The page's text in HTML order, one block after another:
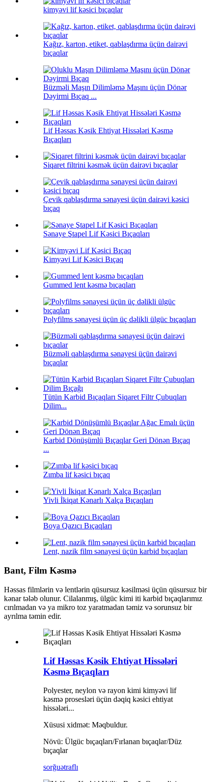
kimyəvi lif kəsici bıçaqlar
Kağız, karton, etiket, qablaşdırma üçün dairəvi
bıçaqlar
Büzməli Maşın Dilimləmə Maşını üçün Dönər
Dəyirmi Bıçaq ...
Lif Həssas Kəsik Ehtiyat Hissələri Kəsmə
Bıçaqları
Siqaret filtrini kəsmək üçün dairəvi bıçaqlar
Çevik qablaşdırma sənayesi üçün dairəvi kəsici
bıçaq
Sənaye Ştapel Lif Kəsici Bıçaqları
Kimyəvi Lif Kəsici Bıçaq
Gummed lent kəsmə bıçaqları
Polyfilms sənayesi üçün üç dəlikli ülgüc bıçaqları
Büzməli qablaşdırma sənayesi üçün dairəvi
bıçaqlar
Tütün Karbid Bıçaqları Siqaret Filtr Çubuqları
Dilim...
Karbid Dönüşümlü Bıçaqlar Geri Dönən Bıçaq
...
Zımba lif kəsici bıçaq
Yivli İkiqat Kənarlı Xalça Bıçaqları
Boya Qazıcı Bıçaqları
Lent, nazik film sənayesi üçün karbid bıçaqları
Bant, Film Kəsmə
Həssas filmlərin və lentlərin qüsursuz kəsilməsi üçün qüsursuz bir
kənar tələb olunur. Cilalanmış, ülgüc kimi iti karbid bıçaqlarımız
cırılmadan və ya mikro toz yaratmadan təmiz və sorunsuz bir
ayrılma təmin edir.
Lif Həssas Kəsik Ehtiyat Hissələri
Kəsmə Bıçaqları
Polyester, neylon və rayon kimi kimyəvi lif
kəsmə prosesləri üçün dəqiq kəsici ehtiyat
hissələri...
Xüsusi xidmət: Məqbuldur.
Növü: Ülgüc bıçaqları/Fırlanan bıçaqlar/Düz
bıçaqlar
sorğuətraflı